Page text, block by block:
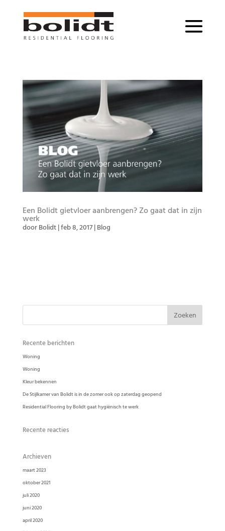
Een Bolidt gietvloer aanbrengen? Zo gaat dat in zijn
werk
doorBolidt|feb 8, 2017|Blog
Recente berichten
Woning
Woning
Kleur bekennen
De Stijlkamer van Bolidt is in de zomer ook op zaterdag geopend
Residential Flooring by Bolidt gaat hygiënisch te werk
Recente reacties
Archieven
maart 2023
oktober 2021
juli 2020
juni 2020
april 2020